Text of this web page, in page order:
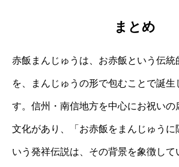
まとめ
赤飯まんじゅうは、お赤飯という伝統
を、まんじゅうの形で包むことで誕生
す。信州・南信地方を中心にお祝いの
文化があり、「お赤飯をまんじゅうに
いう発祥伝説は、その背景を象徴して